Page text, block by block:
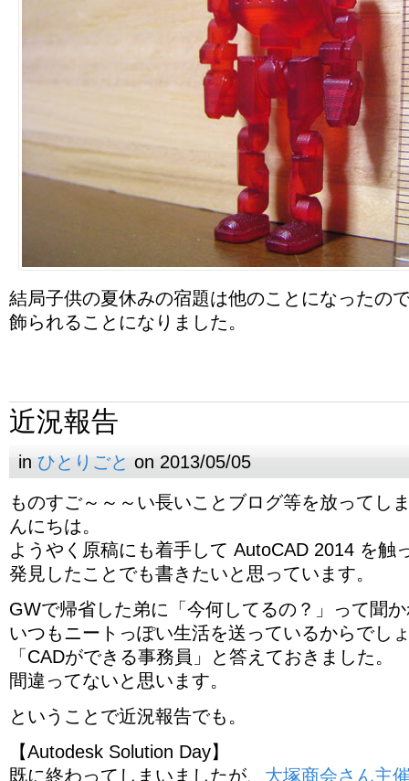
結局子供の夏休みの宿題は他のことになったの
飾られることになりました。
近況報告
in ひとりごと on 2013/05/05
ものすご～～～い長いことブログ等を放ってし
んにちは。
ようやく原稿にも着手して AutoCAD 2014 を触
発見したことでも書きたいと思っています。
GWで帰省した弟に「今何してるの？」って聞
いつもニートっぽい生活を送っているからでし
「CADができる事務員」と答えておきました。
間違ってないと思います。
ということで近況報告でも。
【Autodesk Solution Day】
既に終わってしまいましたが、 大塚商会さん主